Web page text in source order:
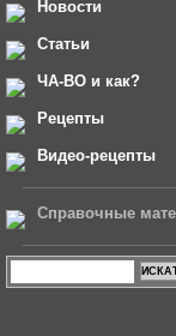
Новости
Статьи
ЧА-ВО и как?
Рецепты
Видео-рецепты
Справочные